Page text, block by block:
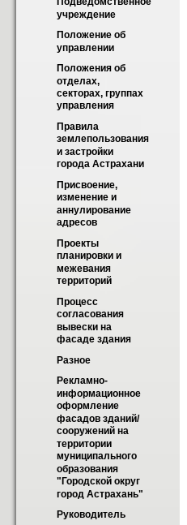
учреждение
Положение об
управлении
Положения об
отделах,
секторах, группах
управления
Правила
землепользования
и застройки
города Астрахани
Присвоение,
изменение и
аннулирование
адресов
Проекты
планировки и
межевания
территорий
Процесс
согласования
вывески на
фасаде здания
Разное
Рекламно-
информационное
оформление
фасадов зданий/
сооружений на
территории
муниципального
образования
"Городской округ
город Астрахань"
Руководитель